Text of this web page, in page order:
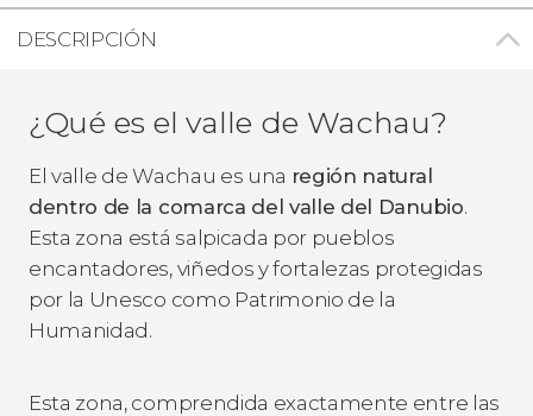
DESCRIPCIÓN
¿Qué es el valle de Wachau?
El valle de Wachau es una región natural
dentro de la comarca del valle del Danubio.
Esta zona está salpicada por pueblos
encantadores, viñedos y fortalezas protegidas
por la Unesco como Patrimonio de la
Humanidad.
Esta zona, comprendida exactamente entre las